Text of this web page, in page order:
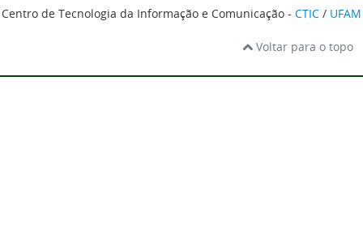
Centro de Tecnologia da Informação e Comunicação - CTIC / UFAM
Voltar para o topo